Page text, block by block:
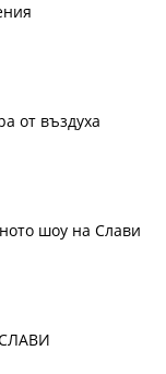
от въздуха
шоу на Слави